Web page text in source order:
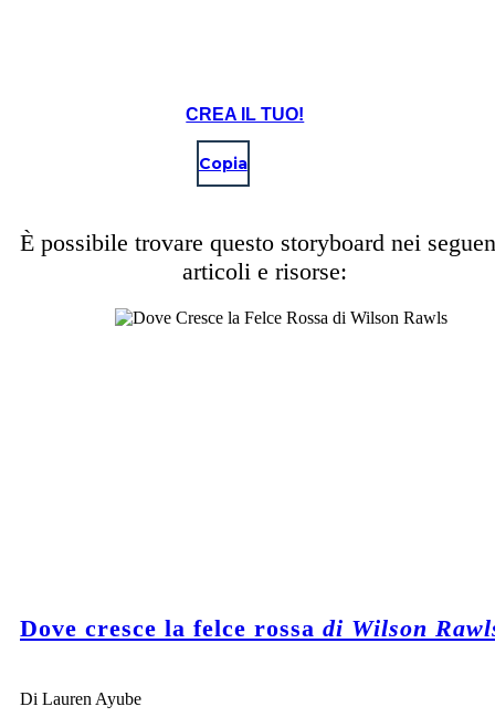
CREA IL TUO!
Copia
È possibile trovare questo storyboard nei
articoli e risorse:
Dove cresce la felce rossa di Wilson
Di Lauren Ayube